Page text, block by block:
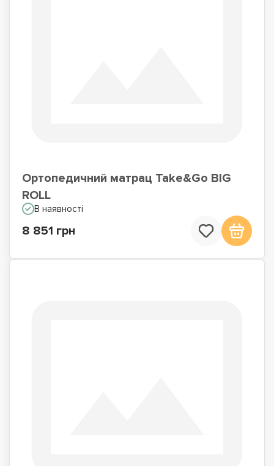
Ортопедичний матрац Take&Go BIG
ROLL
В наявності
8 851 грн